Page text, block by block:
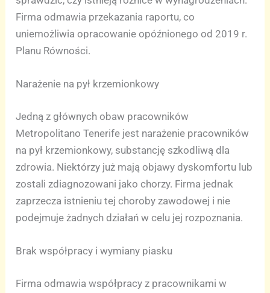
Firma odmawia przekazania raportu, co
uniemożliwia opracowanie opóźnionego od 2019 r.
Planu Równości.
Narażenie na pył krzemionkowy
Jedną z głównych obaw pracowników
Metropolitano Tenerife jest narażenie pracowników
na pył krzemionkowy, substancję szkodliwą dla
zdrowia. Niektórzy już mają objawy dyskomfortu lub
zostali zdiagnozowani jako chorzy. Firma jednak
zaprzecza istnieniu tej choroby zawodowej i nie
podejmuje żadnych działań w celu jej rozpoznania.
Brak współpracy i wymiany piasku
Firma odmawia współpracy z pracownikami w